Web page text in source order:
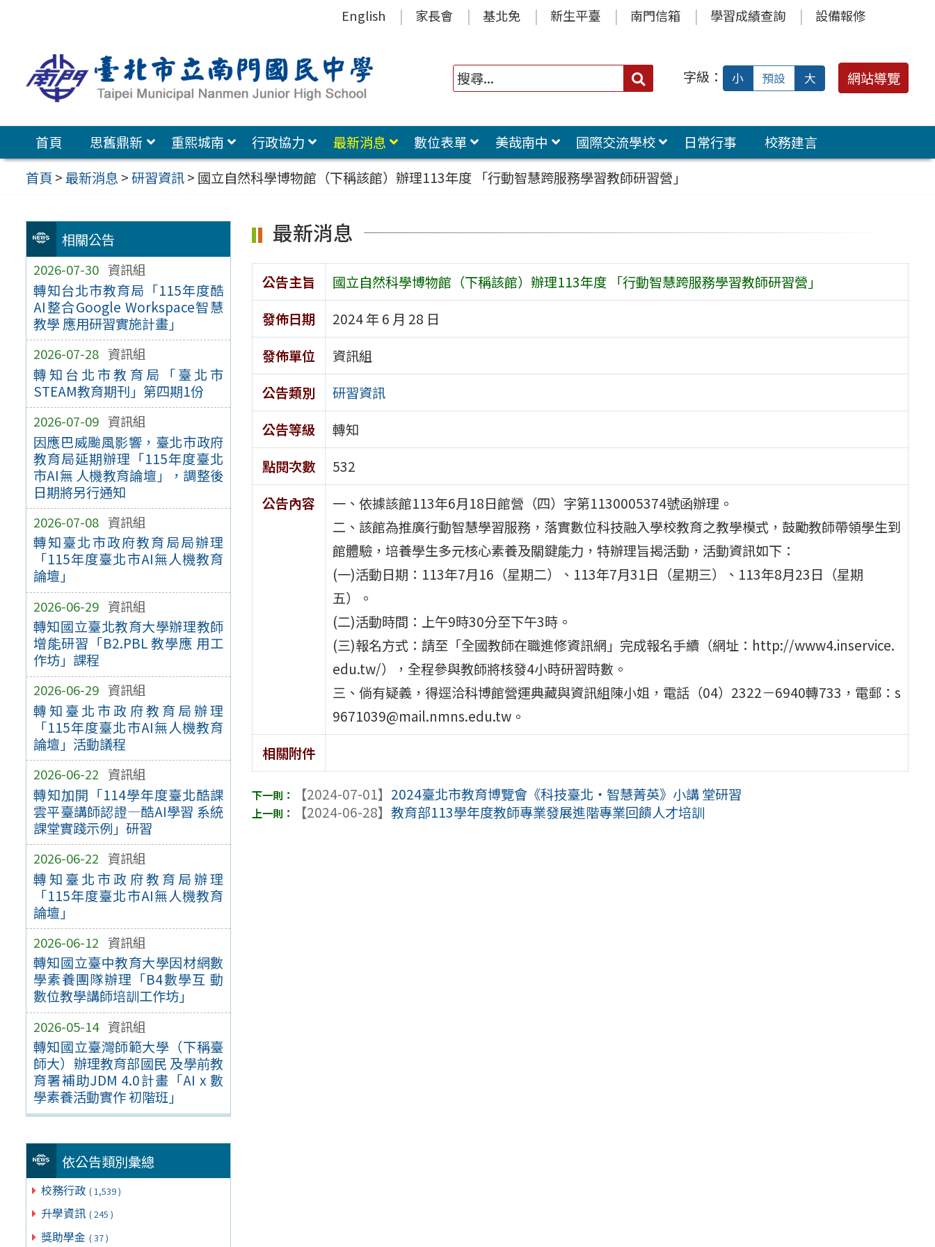
容
區
English 家長會 基北免 新生平臺 南門信箱 學習成績查詢 設備報修
搜
字級： 小 預設 大 網站導覽
首頁 思舊鼎新 重熙城南 行政協力 最新消息 數位表單 美哉南中 國際交流學校 日常行事
校務建言
首頁 >最新消息 >研習資訊> 國立自然科學博物館（下稱該館）辦理113年度 「行動智慧跨服務學習教師研習營」
相關公告
2026-07-30 資訊組
轉知台北市教育局「115年度酷
AI整合Google Workspace智慧
教學 應用研習實施計畫」
2026-07-28 資訊組
轉知台北市教育局「臺北市
STEAM教育期刊」第四期1份
2026-07-09 資訊組
因應巴威颱風影響，臺北市政府
教育局延期辦理「115年度臺北
市AI無 人機教育論壇」，調整後
日期將另行通知
2026-07-08 資訊組
轉知臺北市政府教育局局辦理
「115年度臺北市AI無人機教育
論壇」
2026-06-29 資訊組
轉知國立臺北教育大學辦理教師
增能研習「B2.PBL 教學應 用工
作坊」課程
2026-06-29 資訊組
轉知臺北市政府教育局辦理
「115年度臺北市AI無人機教育
論壇」活動議程
2026-06-22 資訊組
轉知加開「114學年度臺北酷課
雲平臺講師認證—酷AI學習 系統
課堂實踐示例」研習
2026-06-22 資訊組
轉知臺北市政府教育局辦理
「115年度臺北市AI無人機教育
論壇」
2026-06-12 資訊組
轉知國立臺中教育大學因材網數
學素養團隊辦理「B4數學互 動
數位教學講師培訓工作坊」
2026-05-14 資訊組
轉知國立臺灣師範大學（下稱臺
師大）辦理教育部國民 及學前教
育署補助JDM 4.0計畫「AI x 數
學素養活動實作 初階班」
依公告類別彙總
校務行政 ( 1,539 )
升學資訊 ( 245 )
獎助學金 ( 37 )
最新消息
公告主旨
國立自然科學博物館（下稱該館）辦理113年度 「行動智慧跨服務學習教師研習營」
發佈日期
2024 年 6 月 28 日
發佈單位
資訊組
公告類別
研習資訊
公告等級
轉知
點閱次數
532
公告內容
一、依據該館113年6月18日館營（四）字第1130005374號函辦理。
二、該館為推廣行動智慧學習服務，落實數位科技融入學校教育之教學模式，鼓勵教師帶領學生到
館體驗，培養學生多元核心素養及關鍵能力，特辦理旨揭活動，活動資訊如下：
(一)活動日期：113年7月16（星期二）、113年7月31日（星期三）、113年8月23日（星期
五）。
(二)活動時間：上午9時30分至下午3時。
(三)報名方式：請至「全國教師在職進修資訊網」完成報名手續（網址：http://www4.inservice.
edu.tw/），全程參與教師將核發4小時研習時數。
三、倘有疑義，得逕洽科博館營運典藏與資訊組陳小姐，電話（04）2322－6940轉733，電郵：s
9671039@mail.nmns.edu.tw。
相關附件
【2024-07-01】 2024臺北市教育博覽會《科技臺北‧智慧菁英》小講 堂研習
【2024-06-28】教育部113學年度教師專業發展進階專業回饋人才培訓